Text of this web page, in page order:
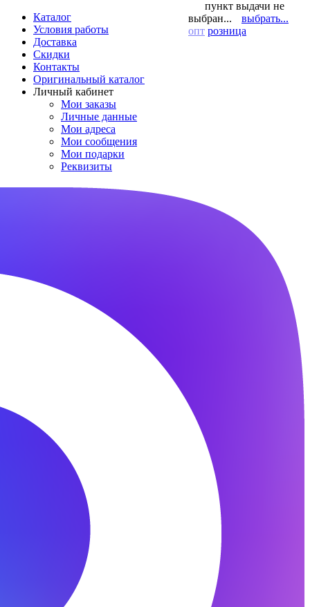
Каталог
Условия работы
Доставка
Скидки
Контакты
Оригинальный каталог
Личный кабинет
Мои заказы
Личные данные
Мои адреса
Мои сообщения
Мои подарки
Реквизиты
пункт выдачи не
выбран...
выбрать...
опт розница